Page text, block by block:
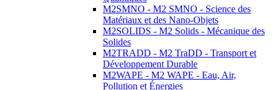
M2SMNO - M2 SMNO - Science des
Matériaux et des Nano-Objets
M2SOLIDS - M2 Solids - Mécanique des
Solides
M2TRADD - M2 TraDD - Transport et
Développement Durable
M2WAPE - M2 WAPE - Eau, Air,
Pollution et Énergies